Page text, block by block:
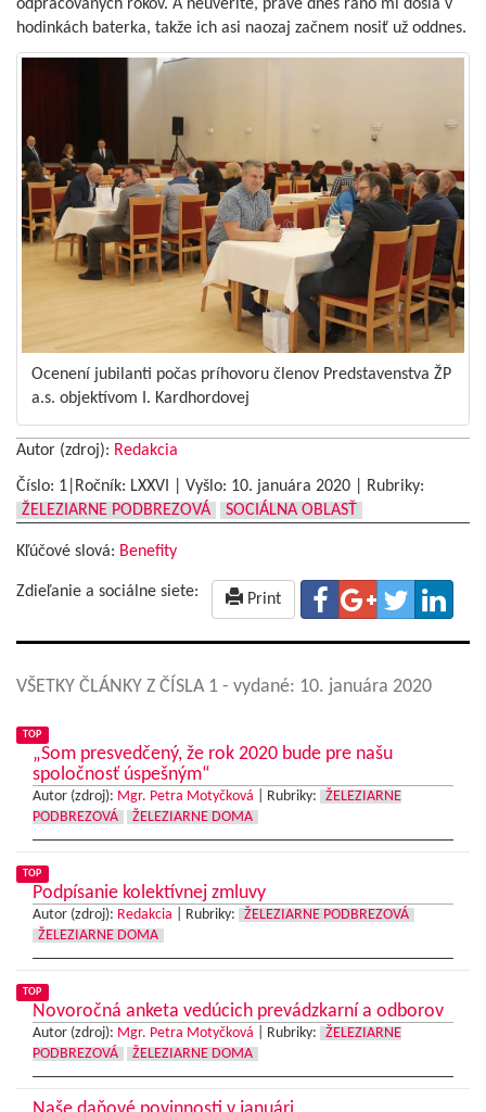
odpracovaných rokov. A neuveríte, práve dnes ráno mi došla v
hodinkách baterka, takže ich asi naozaj začnem nosiť už oddnes.
Ocenení jubilanti počas príhovoru členov Predstavenstva ŽP
a.s. objektívom I. Kardhordovej
Autor (zdroj): Redakcia
Číslo: 1|Ročník: LXXVI | Vyšlo: 10. januára 2020
Rubriky:
ŽELEZIARNE PODBREZOVÁ
SOCIÁLNA OBLASŤ
Kľúčové slová: Benefity
Zdieľanie a sociálne siete: Print
VŠETKY ČLÁNKY Z ČÍSLA 1 - vydané: 10. januára 2020
TOP
„Som presvedčený, že rok 2020 bude pre našu
spoločnosť úspešným“
Autor (zdroj): Mgr. Petra Motyčková Rubriky:
ŽELEZIARNE
PODBREZOVÁ
ŽELEZIARNE DOMA
TOP
Podpísanie kolektívnej zmluvy
Autor (zdroj): Redakcia Rubriky:
ŽELEZIARNE PODBREZOVÁ
ŽELEZIARNE DOMA
TOP
Novoročná anketa vedúcich prevádzkarní a odborov
Autor (zdroj): Mgr. Petra Motyčková Rubriky:
ŽELEZIARNE
PODBREZOVÁ
ŽELEZIARNE DOMA